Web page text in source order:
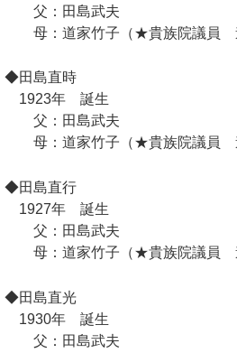
父：田島武夫
母：道家竹子（★貴族院議員
◆田島直時
1923年 誕生
父：田島武夫
母：道家竹子（★貴族院議員
◆田島直行
1927年 誕生
父：田島武夫
母：道家竹子（★貴族院議員
◆田島直光
1930年 誕生
父：田島武夫